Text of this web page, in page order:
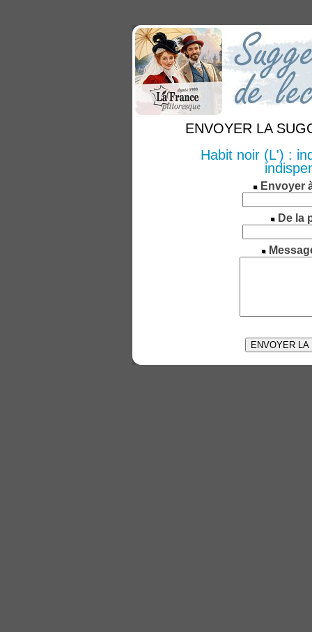
ENVOYER LA
Habit noir (L') :
Envoyer
De la